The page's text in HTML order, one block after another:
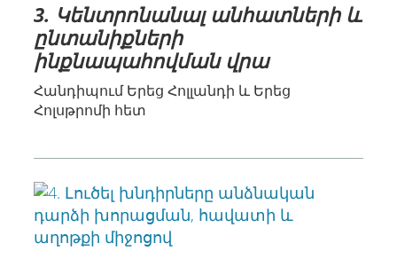
3. Կենտրոնանալ անհատների և
ընտանիքների
ինքնապահովման վրա
Հանդիպում Երեց Հոլլանդի և Երեց
Հոլսթրոմի հետ